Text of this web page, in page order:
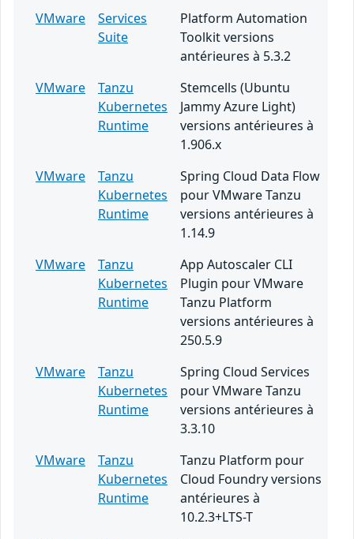
VMware
Services
Suite
Platform Automation
Toolkit versions
antérieures à 5.3.2
VMware
Tanzu
Kubernetes
Runtime
Stemcells (Ubuntu
Jammy Azure Light)
versions antérieures à
1.906.x
VMware
Tanzu
Kubernetes
Runtime
Spring Cloud Data Flow
pour VMware Tanzu
versions antérieures à
1.14.9
VMware
Tanzu
Kubernetes
Runtime
App Autoscaler CLI
Plugin pour VMware
Tanzu Platform
versions antérieures à
250.5.9
VMware
Tanzu
Kubernetes
Runtime
Spring Cloud Services
pour VMware Tanzu
versions antérieures à
3.3.10
VMware
Tanzu
Kubernetes
Runtime
Tanzu Platform pour
Cloud Foundry versions
antérieures à
10.2.3+LTS-T